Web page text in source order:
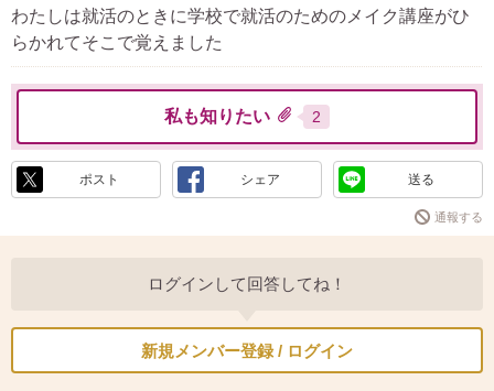
わたしは就活のときに学校で就活のためのメイク講座がひ
らかれてそこで覚えました
私も知りたい 2
ポスト シェア 送る
通報する
ログインして回答してね！
新規メンバー登録 / ログイン